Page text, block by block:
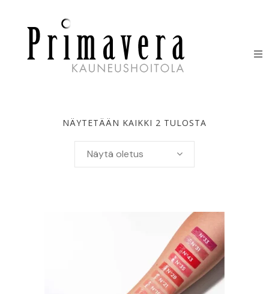
IHONHOITOTUOTTEET
YHTEYSTIEDOT
VARAA AIKA
NÄYTETÄÄN KAIKKI 2 TULOSTA
Näytä oletus